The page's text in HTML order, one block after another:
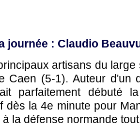
journée : Claudio
artisans du
Caen (5-1). Auteur d'un
parfaitement débuté
dès la 4e minute pour
la défense normande